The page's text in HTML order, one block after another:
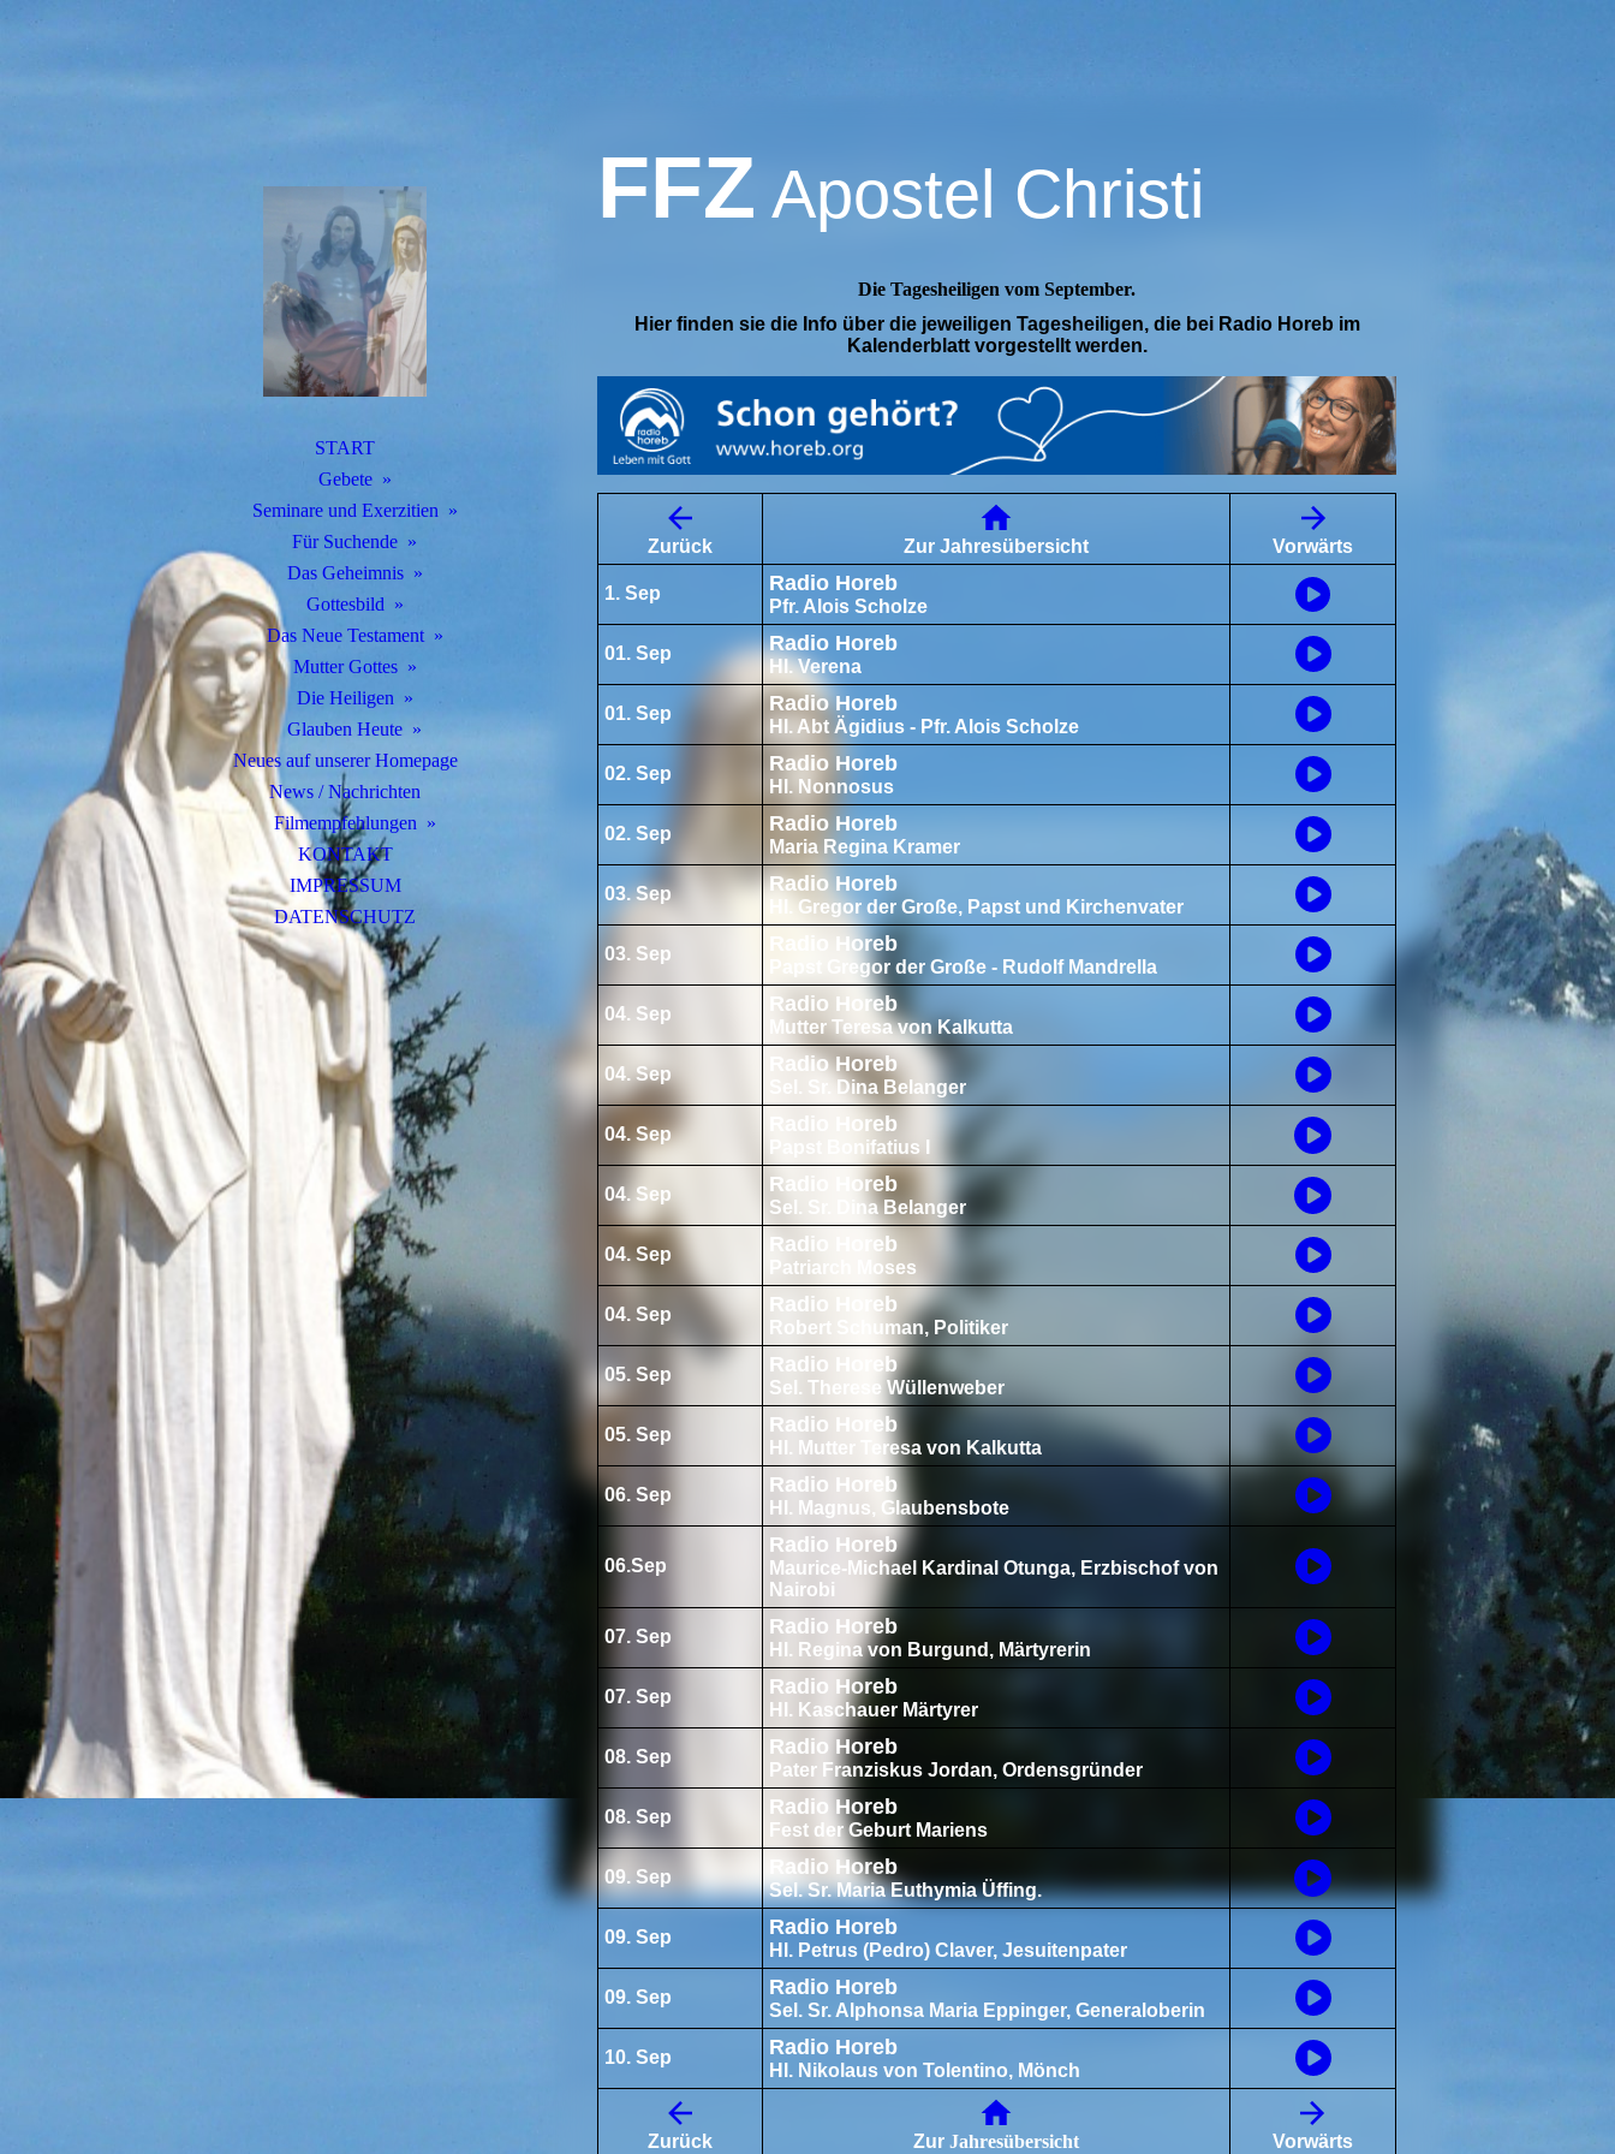
START
Gebete
Seminare und Exerzitien
Für Suchende
Das Geheimnis
Gottesbild
Das Neue Testament
Mutter Gottes
Die Heiligen
Glauben Heute
Neues auf unserer Homepage
News / Nachrichten
Filmempfehlungen
KONTAKT
IMPRESSUM
DATENSCHUTZ
FFZ Apostel Christi
Die Tagesheiligen vom September.
Hier finden sie die Info über die jeweiligen Tagesheiligen, die bei Radio Horeb im
Kalenderblatt vorgestellt werden.
Zurück Zur Jahresübersicht Vorwärts
1. Sep Radio Horeb
Pfr. Alois Scholze
01. Sep Radio Horeb
Hl. Verena
01. Sep Radio Horeb
Hl. Abt Ägidius - Pfr. Alois Scholze
02. Sep Radio Horeb
Hl. Nonnosus
02. Sep Radio Horeb
Maria Regina Kramer
03. Sep Radio Horeb
Hl. Gregor der Große, Papst und Kirchenvater
03. Sep Radio Horeb
Papst Gregor der Große - Rudolf Mandrella
04. Sep Radio Horeb
Mutter Teresa von Kalkutta
04. Sep Radio Horeb
Sel. Sr. Dina Belanger
04. Sep Radio Horeb
Papst Bonifatius I
04. Sep Radio Horeb
Sel. Sr. Dina Belanger
04. Sep Radio Horeb
Patriarch Moses
04. Sep Radio Horeb
Robert Schuman, Politiker
05. Sep Radio Horeb
Sel. Therese Wüllenweber
05. Sep Radio Horeb
Hl. Mutter Teresa von Kalkutta
06. Sep Radio Horeb
Hl. Magnus, Glaubensbote
06.Sep
Radio Horeb
Maurice-Michael Kardinal Otunga, Erzbischof von
Nairobi
07. Sep Radio Horeb
Hl. Regina von Burgund, Märtyrerin
07. Sep Radio Horeb
Hl. Kaschauer Märtyrer
08. Sep Radio Horeb
Pater Franziskus Jordan, Ordensgründer
08. Sep Radio Horeb
Fest der Geburt Mariens
09. Sep Radio Horeb
Sel. Sr. Maria Euthymia Üffing.
09. Sep Radio Horeb
Hl. Petrus (Pedro) Claver, Jesuitenpater
09. Sep Radio Horeb
Sel. Sr. Alphonsa Maria Eppinger, Generaloberin
10. Sep Radio Horeb
Hl. Nikolaus von Tolentino, Mönch
Zurück Zur Jahresübersicht Vorwärts